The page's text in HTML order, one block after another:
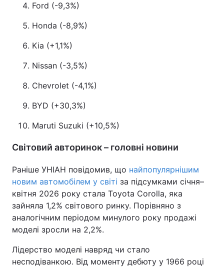
Ford (-9,3%)
Honda (-8,9%)
Kia (+1,1%)
Nissan (-3,5%)
Chevrolet (-4,1%)
BYD (+30,3%)
Maruti Suzuki (+10,5%)
Світовий авторинок – головні новини
Раніше УНІАН повідомив, що найпопулярнішим
новим автомобілем у світі за підсумками січня–
квітня 2026 року стала Toyota Corolla, яка
зайняла 1,2% світового ринку. Порівняно з
аналогічним періодом минулого року продажі
моделі зросли на 2,2%.
Лідерство моделі навряд чи стало
несподіванкою. Від моменту дебюту у 1966 році